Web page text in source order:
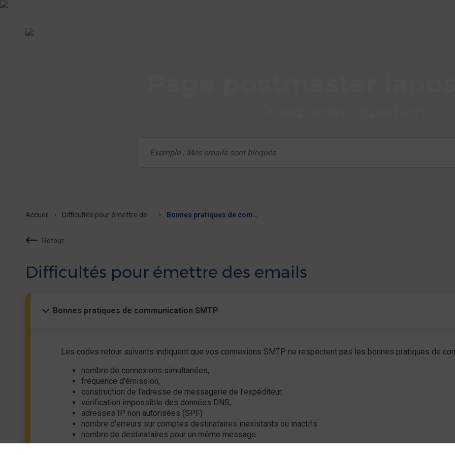
Accueil Bonnes pratiques de communication SMTP
Retour
Difficultés pour émettre des emails
Bonnes pratiques de communication SMTP
Les codes retour suivants indiquent que vos connexions SMTP ne respectent pas les bonnes pratiques de
nombre de connexions simultanées,
fréquence d'émission,
construction de l'adresse de messagerie de l'expéditeur,
vérification impossible des données DNS,
adresses IP non autorisées (SPF)
nombre d'erreurs sur comptes destinataires inexistants ou inactifs
nombre de destinataires pour un même message